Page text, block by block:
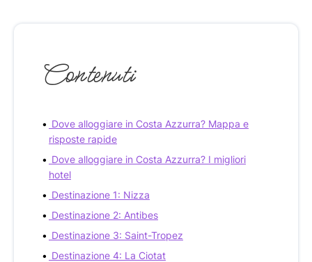
Contenuti
Dove alloggiare in Costa Azzurra? Mappa e
risposte rapide
Dove alloggiare in Costa Azzurra? I migliori
hotel
Destinazione 1: Nizza
Destinazione 2: Antibes
Destinazione 3: Saint-Tropez
Destinazione 4: La Ciotat